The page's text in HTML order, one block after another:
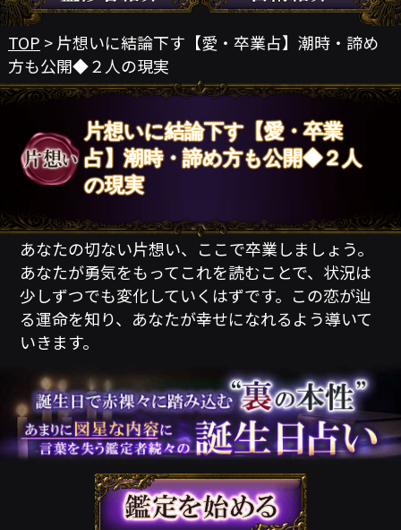
TOP > 片想いに結論下す【愛・卒業占】潮時・諦め
方も公開◆２人の現実
片想いに結論下す【愛・卒業
占】潮時・諦め方も公開◆２人
の現実
あなたの切ない片想い、ここで卒業しましょう。
あなたが勇気をもってこれを読むことで、状況は
少しずつでも変化していくはずです。この恋が辿
る運命を知り、あなたが幸せになれるよう導いて
いきます。